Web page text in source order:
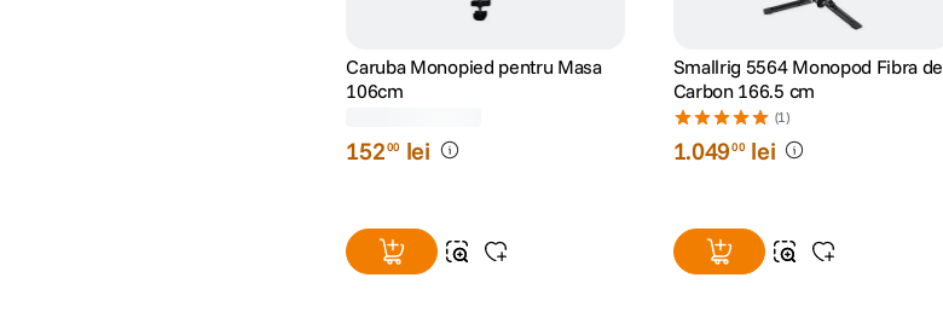
Caruba Monopied pentru Masa
106cm
15200 lei
Smallrig 5564 Monopod Fibra de
Carbon 166.5 cm
(1)
1.04900 lei